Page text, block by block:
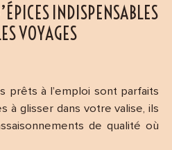
INDISPENSABLES
VOYAGES
prêts à l’emploi sont parfaits
à glisser dans votre valise, ils
de qualité où